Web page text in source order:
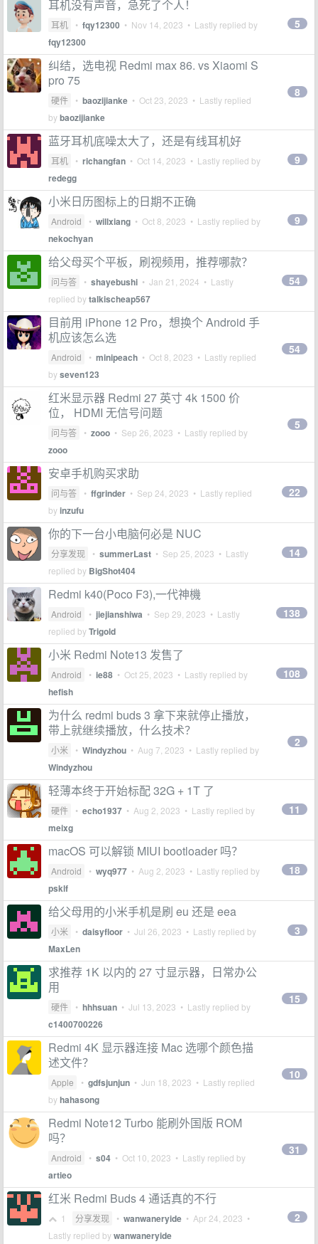
耳机没有声音，急死了个人！
耳机 • fqy12300 • Nov 14, 2023 • Lastly replied by
fqy12300
5
纠结，选电视 Redmi max 86. vs Xiaomi S
pro 75
硬件 • baozijianke • Oct 23, 2023 • Lastly replied
bybaozijianke
8
蓝牙耳机底噪太大了，还是有线耳机好
耳机 • richangfan • Oct 14, 2023 • Lastly replied by
redegg
9
小米日历图标上的日期不正确
Android • willxiang • Oct 8, 2023 • Lastly replied by
nekochyan
9
给父母买个平板，刷视频用，推荐哪款？
问与答 • shayebushi • Jan 21, 2024 • Lastly
replied bytalkischeap567
54
目前用 iPhone 12 Pro，想换个 Android 手
机应该怎么选
Android • minipeach • Oct 8, 2023 • Lastly replied
byseven123
54
红米显示器 Redmi 27 英寸 4k 1500 价
位， HDMI 无信号问题
问与答 • zooo • Sep 26, 2023 • Lastly replied by
zooo
5
安卓手机购买求助
问与答 • ffgrinder • Sep 24, 2023 • Lastly replied
byinzufu
22
你的下一台小电脑何必是 NUC
分享发现 • summerLast • Sep 25, 2023 • Lastly
replied by BigShot404
14
Redmi k40(Poco F3),一代神機
Android • jiejianshiwa • Sep 29, 2023 • Lastly
replied byTrigold
138
小米 Redmi Note13 发售了
Android • ie88 • Oct 25, 2023 • Lastly replied by
hefish
108
为什么 redmi buds 3 拿下来就停止播放，
带上就继续播放，什么技术？
小米 • Windyzhou • Aug 7, 2023 • Lastly replied by
Windyzhou
2
轻薄本终于开始标配 32G + 1T 了
硬件 • echo1937 • Aug 2, 2023 • Lastly replied by
meixg
11
macOS 可以解锁 MIUI bootloader 吗？
Android • wyq977 • Aug 2, 2023 • Lastly replied by
psklf
18
给父母用的小米手机是刷 eu 还是 eea
小米 • daisyfloor • Jul 26, 2023 • Lastly replied by
MaxLen
3
求推荐 1K 以内的 27 寸显示器，日常办公
用
硬件 • hhhsuan • Jul 13, 2023 • Lastly replied by
c1400700226
15
Redmi 4K 显示器连接 Mac 选哪个颜色描
述文件？
Apple • gdfsjunjun • Jun 18, 2023 • Lastly replied
byhahasong
10
Redmi Note12 Turbo 能刷外国版 ROM
吗？
Android • s04 • Oct 10, 2023 • Lastly replied by
artieo
31
红米 Redmi Buds 4 通话真的不行
1 分享发现 • wanwaneryide • Apr 24, 2023 •
Lastly replied bywanwaneryide
2